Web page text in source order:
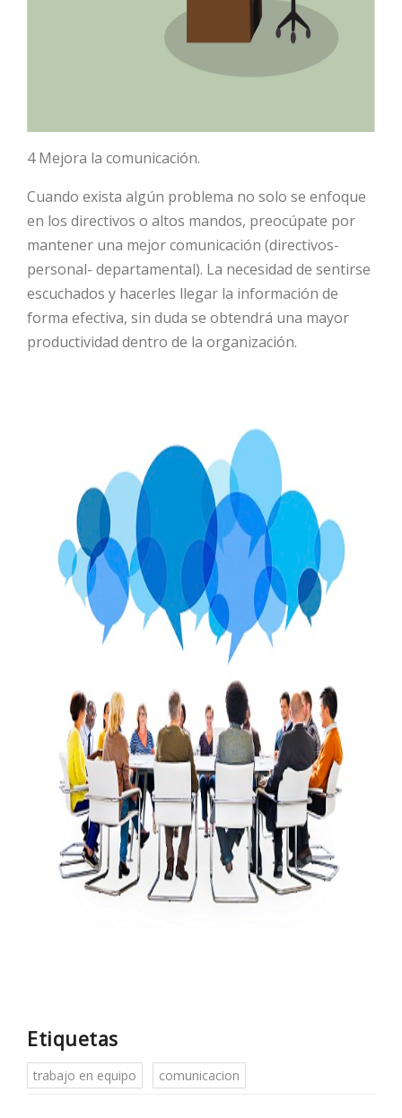
4 Mejora la comunicación.
Cuando exista algún problema no solo se enfoque
en los directivos o altos mandos, preocúpate por
mantener una mejor comunicación (directivos-
personal- departamental). La necesidad de sentirse
escuchados y hacerles llegar la información de
forma efectiva, sin duda se obtendrá una mayor
productividad dentro de la organización.
Etiquetas
trabajo en equipo comunicacion